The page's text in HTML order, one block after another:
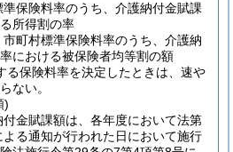
保険料率のうち、介護納付金賦課
所得割の率
町村標準保険料率のうち、介護納
における被保険者均等割の額
る保険料率を決定したときは、速や
ない。
)
付金賦課額は、各年度において法第
る通知が行われた日において施行